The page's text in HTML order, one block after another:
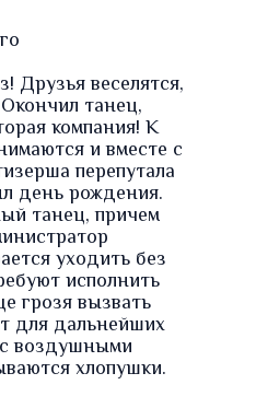
Друзья веселятся,
танец,
компания! К
и вместе с
перепутала
день рождения.
танец, причем
уходить без
исполнить
грозя вызвать
для дальнейших
воздушными
хлопушки.